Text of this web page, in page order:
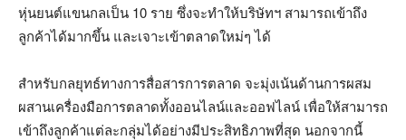
หุ่นยนต์แขนกลเป็น 10 ราย ซึ่งจะทำให้บริษัทฯ สามารถเข้าถึง
ลูกค้าได้มากขึ้น และเจาะเข้าตลาดใหม่ๆ ได้
สำหรับกลยุทธ์ทางการสื่อสารการตลาด จะมุ่งเน้นด้านการผสม
ผสานเครื่องมือการตลาดทั้งออนไลน์และออฟไลน์ เพื่อให้สามารถ
เข้าถึงลูกค้าแต่ละกลุ่มได้อย่างมีประสิทธิภาพที่สุด นอกจากนี้